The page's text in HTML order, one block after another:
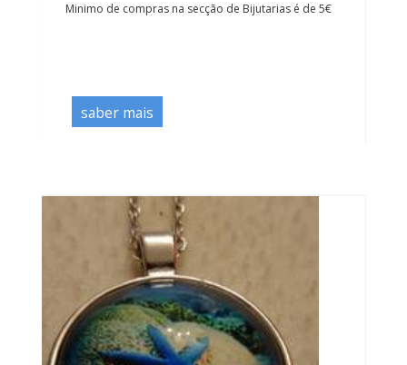
Minimo de compras na secção de Bijutarias é de 5€
saber mais